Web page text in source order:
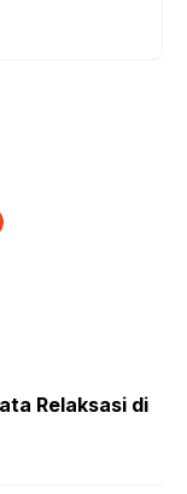
Relaksasi di